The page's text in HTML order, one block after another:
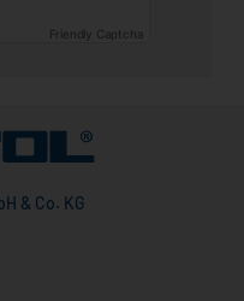
Friendly Captcha
& Co. KG